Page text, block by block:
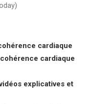
cardiaque
cardiaque
explicatives et